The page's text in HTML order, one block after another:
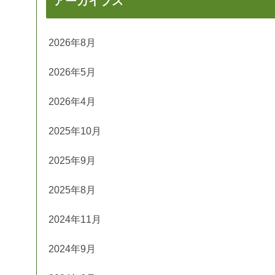
2026年8月
2026年5月
2026年4月
2025年10月
2025年9月
2025年8月
2024年11月
2024年9月